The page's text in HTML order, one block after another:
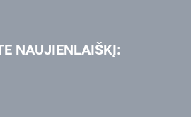
NAUJIENLAIŠKĮ: